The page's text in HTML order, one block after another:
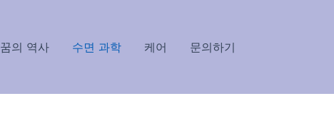
꿈의 역사 수면 과학 케어 문의하기